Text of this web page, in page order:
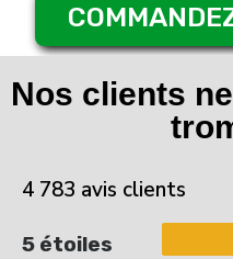
Nos clients
4 783 avis clients
5 étoiles